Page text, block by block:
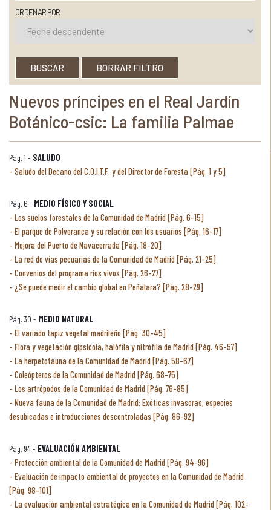
ORDENAR POR
BUSCAR BORRAR FILTRO
Nuevos príncipes en el Real Jardín
Botánico-csic: La familia Palmae
Pág. 1 - SALUDO
Saludo del Decano del C.O.I.T.F. y del Director de Foresta [Pág. 1 y 5]
Pág. 6 - MEDIO FÍSICO Y SOCIAL
Los suelos forestales de la Comunidad de Madrid [Pág. 6-15]
El parque de Polvoranca y su relación con los usuarios [Pág. 16-17]
Mejora del Puerto de Navacerrada [Pág. 18-20]
La red de vías pecuarias de la Comunidad de Madrid [Pág. 21-25]
Convenios del programa ríos vivos [Pág. 26-27]
¿Se puede medir el cambio global en Peñalara? [Pág. 28-29]
Pág. 30 - MEDIO NATURAL
El variado tapiz vegetal madrileño [Pág. 30-45]
Flora y vegetación gipsícola, halófila y nitrófila de Madrid [Pág. 46-57]
La herpetofauna de la Comunidad de Madrid [Pág. 58-67]
Coleópteros de la Comunidad de Madrid [Pág. 68-75]
Los artrópodos de la Comunidad de Madrid [Pág. 76-85]
Nueva fauna de la Comunidad de Madrid: Exóticas invasoras, especies
desubicadas e introducciones descontroladas [Pág. 86-92]
Pág. 94 - EVALUACIÓN AMBIENTAL
Protección ambiental de la Comunidad de Madrid [Pág. 94-96]
Evaluación de impacto ambiental de proyectos en la Comunidad de Madrid
[Pág. 98-101]
La evaluación ambiental estratégica en la Comunidad de Madrid [Pág. 102-